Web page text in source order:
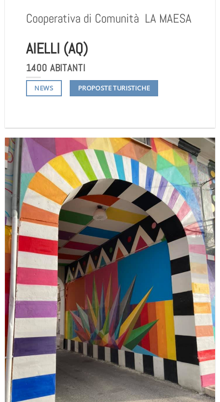
Cooperativa di Comunità LA MAESA
AIELLI (AQ)
1400 ABITANTI
NEWS PROPOSTE TURISTICHE